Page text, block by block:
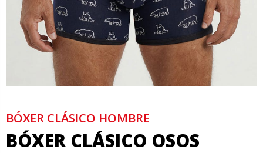
BÓXER CLÁSICO HOMBRE
BÓXER CLÁSICO OSOS